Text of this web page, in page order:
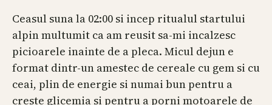
Ceasul suna la 02:00 si incep ritualul startului
alpin multumit ca am reusit sa-mi incalzesc
picioarele inainte de a pleca. Micul dejun e
format dintr-un amestec de cereale cu gem si cu
ceai, plin de energie si numai bun pentru a
creste glicemia si pentru a porni motoarele de